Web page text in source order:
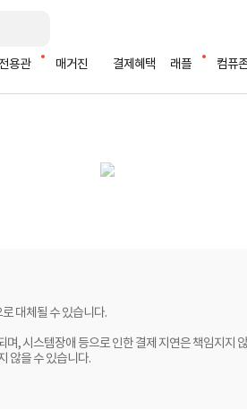
용관 매거진 결제혜택 래플 컴퓨
대체될 수 있습니다.
, 시스템장애 등으로 인한 결제 지연은 책임지지
않을 수 있습니다.